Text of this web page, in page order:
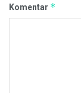
Komentar *